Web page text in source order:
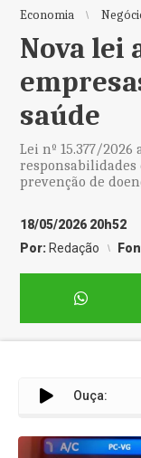
Economia
Nova lei
saúde
Lei nº 15.377/2026
responsabilidades
prevenção de
18/05/2026 20h52
Por: Redação
Ouça: